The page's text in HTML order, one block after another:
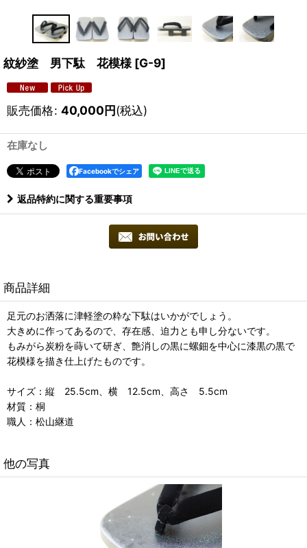
紋紗塗 男下駄 花模様 [G-9]
販売価格: 40,000円(税込)
在庫なし
Facebookでシェア
返品特約に関する重要事項
商品詳細
足元のお洒落に津軽塗の粋な下駄はいかがでしょう。
大きめに作ってあるので、存在感、迫力とも申し分ないです。
もみがら炭粉を蒔いて研ぎ、艶消しの黒に螺鈿を中心に漆黒の黒で
花模様を描き仕上げたものです。
サイズ：縦 25.5cm、横 12.5cm、高さ 5.5cm
材質：桐
職人：松山継道
他の写真